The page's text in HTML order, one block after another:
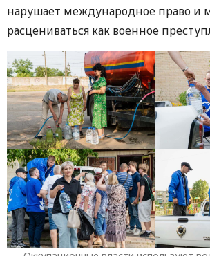
нарушает международное право и
расцениваться как военное